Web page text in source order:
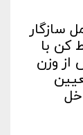
سازگار
کن با
از وزن